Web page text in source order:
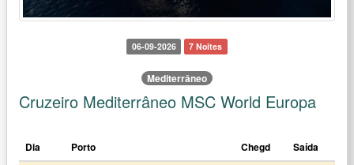
06-09-2026 7 Noites
Mediterrâneo
Cruzeiro Mediterrâneo MSC World Europa
Dia Porto Chegd Saída